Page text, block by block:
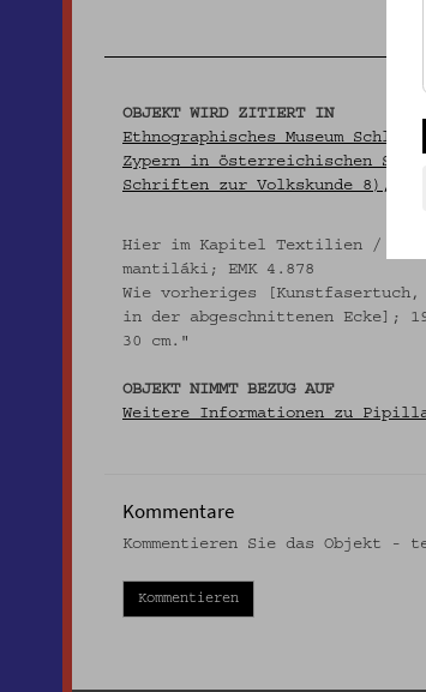
OBJEKT WIRD ZITIERT IN
Ethnographisches Museum
Zypern in österreichischen
Schriften zur Volkskunde 8), S.
Hier im Kapitel Textilien /
mantiláki; EMK 4.878
Wie vorheriges [Kunstfasertuch,
in der abgeschnittenen Ecke];
30 cm."
OBJEKT NIMMT BEZUG AUF
Weitere Informationen zu
Kommentare
Kommentieren Sie das Objekt
Kommentieren